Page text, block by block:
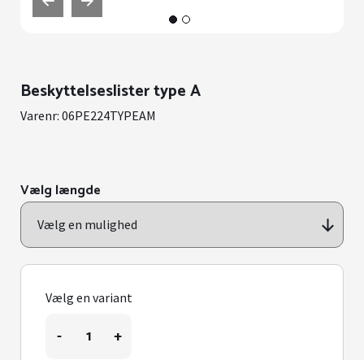
Beskyttelseslister type A
Varenr: 06PE224TYPEAM
Vælg længde
Vælg en variant
-
type
+